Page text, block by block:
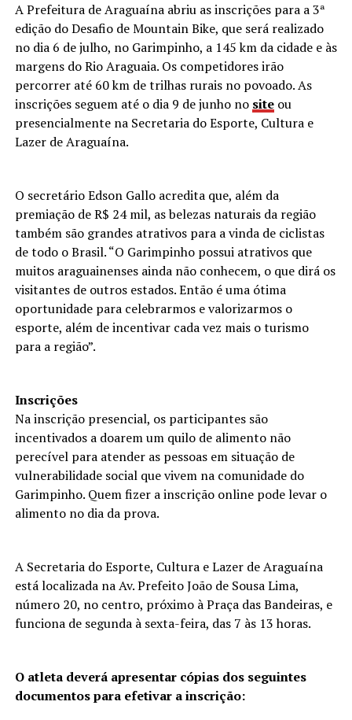
A Prefeitura de Araguaína abriu as inscrições para a 3ª
edição do Desafio de Mountain Bike, que será realizado
no dia 6 de julho, no Garimpinho, a 145 km da cidade e às
margens do Rio Araguaia. Os competidores irão
percorrer até 60 km de trilhas rurais no povoado. As
inscrições seguem até o dia 9 de junho no site ou
presencialmente na Secretaria do Esporte, Cultura e
Lazer de Araguaína.
O secretário Edson Gallo acredita que, além da
premiação de R$ 24 mil, as belezas naturais da região
também são grandes atrativos para a vinda de ciclistas
de todo o Brasil. “O Garimpinho possui atrativos que
muitos araguainenses ainda não conhecem, o que dirá os
visitantes de outros estados. Então é uma ótima
oportunidade para celebrarmos e valorizarmos o
esporte, além de incentivar cada vez mais o turismo
para a região”.
Inscrições
Na inscrição presencial, os participantes são
incentivados a doarem um quilo de alimento não
perecível para atender as pessoas em situação de
vulnerabilidade social que vivem na comunidade do
Garimpinho. Quem fizer a inscrição online pode levar o
alimento no dia da prova.
A Secretaria do Esporte, Cultura e Lazer de Araguaína
está localizada na Av. Prefeito João de Sousa Lima,
número 20, no centro, próximo à Praça das Bandeiras, e
funciona de segunda à sexta-feira, das 7 às 13 horas.
O atleta deverá apresentar cópias dos seguintes
documentos para efetivar a inscrição: